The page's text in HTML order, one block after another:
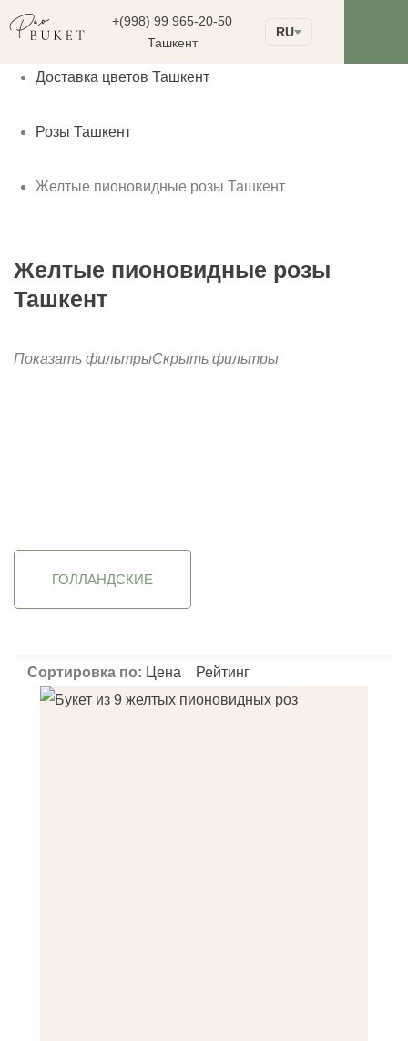
+(998) 99 965-20-50
Ташкент
RU
Доставка цветов Ташкент
Розы Ташкент
Желтые пионовидные розы Ташкент
Желтые пионовидные розы
Ташкент
Показать фильтрыСкрыть фильтры
ГОЛЛАНДСКИЕ
Сортировка по: Цена Рейтинг